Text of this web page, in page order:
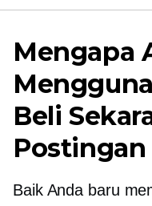
Mengapa
Beli
Postingan
Baik Anda baru